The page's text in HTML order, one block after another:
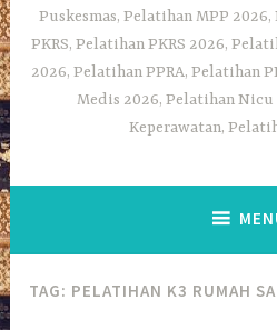
Puskesmas, Pelatihan MPP
PKRS, Pelatihan PKRS 2026,
2026, Pelatihan PPRA, Pelatihan
Medis 2026, Pelatihan Nicu
Keperawatan,
TAG: PELATIHAN K3 RUMAH